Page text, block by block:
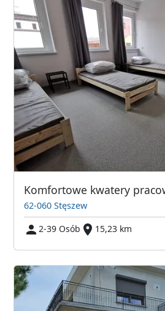
Komfortowe kwatery
62-060 Stęszew
2-39 Osób
15,23 km